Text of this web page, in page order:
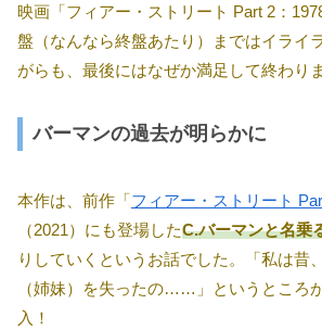
映画「フィアー・ストリート Part 2：
盤（なんなら終盤あたり）まではイライ
がらも、最後にはなぜか満足して終わり
バーマンの過去が明らかに
本作は、前作「フィアー・ストリート
（2021）にも登場したC.バーマンと名乗
りしていくというお話でした。「私は昔
（姉妹）を失ったの……」というところ
入！